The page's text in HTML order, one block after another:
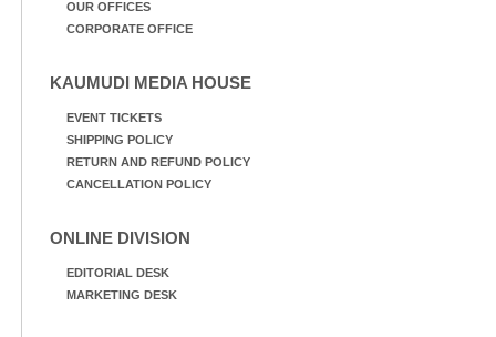
OUR OFFICES
CORPORATE OFFICE
KAUMUDI MEDIA HOUSE
EVENT TICKETS
SHIPPING POLICY
RETURN AND REFUND POLICY
CANCELLATION POLICY
ONLINE DIVISION
EDITORIAL DESK
MARKETING DESK